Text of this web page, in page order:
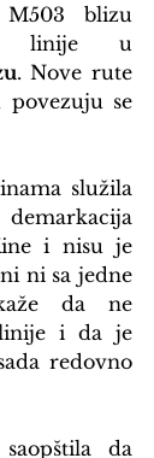
blizu
. Nove rute
se
služila
i nisu je
ni sa jedne
da ne
linije i da je
redovno
da